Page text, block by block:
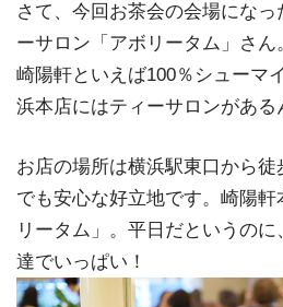
さて、今回お茶会の会場にな
ーサロン「アボリータム」さん
崎陽軒といえば100％シューマ
浜本店にはティーサロンがある
お店の場所は横浜駅東口から
でも安心な好立地です。崎陽
リータム」。平日だというの
達でいっぱい！